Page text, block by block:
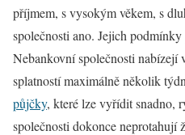
příjmem, s vysokým věkem, s
společnosti ano. Jejich
Nebankovní společnosti nabízejí
splatností maximálně několik
půjčky, které lze vyřídit snadno,
společnosti dokonce neprotahují